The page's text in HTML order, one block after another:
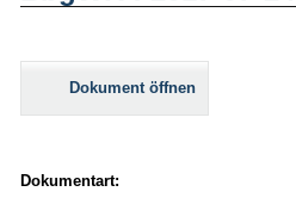
Dokument öffnen
Dokumentart: